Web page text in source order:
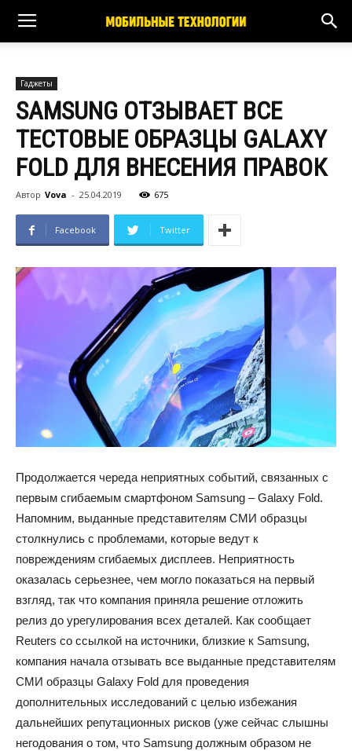
Гаджеты
SAMSUNG ОТЗЫВАЕТ ВСЕ
ТЕСТОВЫЕ ОБРАЗЦЫ GALAXY
FOLD ДЛЯ ВНЕСЕНИЯ ПРАВОК
Автор Vova - 25.04.2019 675
Facebook Twitter
Продолжается череда неприятных событий, связанных с
первым сгибаемым смартфоном Samsung – Galaxy Fold.
Напомним, выданные представителям СМИ образцы
столкнулись с проблемами, которые ведут к
повреждениям сгибаемых дисплеев. Неприятность
оказалась серьезнее, чем могло показаться на первый
взгляд, так что компания приняла решение отложить
релиз до урегулирования всех деталей. Как сообщает
Reuters со ссылкой на источники, близкие к Samsung,
компания начала отзывать все выданные представителям
СМИ образцы Galaxy Fold для проведения
дополнительных исследований с целью избежания
дальнейших репутационных рисков (уже сейчас слышны
негодования о том, что Samsung должным образом не